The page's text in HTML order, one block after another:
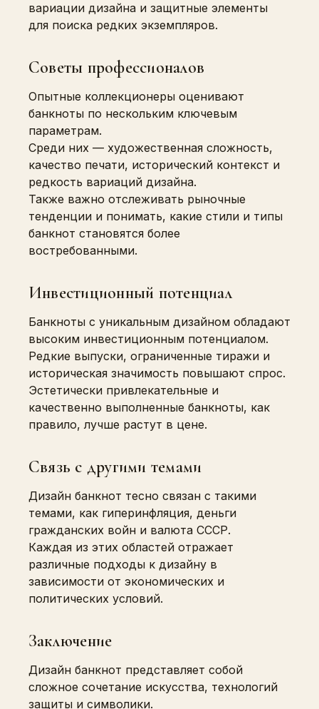
вариации дизайна и защитные элементы
для поиска редких экземпляров.
Советы профессионалов
Опытные коллекционеры оценивают
банкноты по нескольким ключевым
параметрам.
Среди них — художественная сложность,
качество печати, исторический контекст и
редкость вариаций дизайна.
Также важно отслеживать рыночные
тенденции и понимать, какие стили и типы
банкнот становятся более
востребованными.
Инвестиционный потенциал
Банкноты с уникальным дизайном обладают
высоким инвестиционным потенциалом.
Редкие выпуски, ограниченные тиражи и
историческая значимость повышают спрос.
Эстетически привлекательные и
качественно выполненные банкноты, как
правило, лучше растут в цене.
Связь с другими темами
Дизайн банкнот тесно связан с такими
темами, как гиперинфляция, деньги
гражданских войн и валюта СССР.
Каждая из этих областей отражает
различные подходы к дизайну в
зависимости от экономических и
политических условий.
Заключение
Дизайн банкнот представляет собой
сложное сочетание искусства, технологий
защиты и символики.